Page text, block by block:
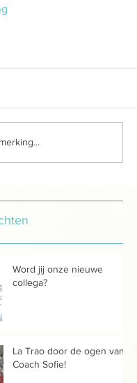
Word jij onze nieuwe
collega?
La Trao door de ogen van...
Coach Sofie!